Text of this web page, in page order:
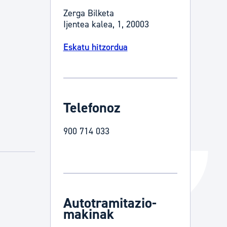
Izapideen katalogoa
Tramitaziorako laguntza
Zerga Bilketa
Ijentea kalea, 1, 20003
Eskatu hitzordua
Telefonoz
900 714 033
Autotramitazio-
makinak